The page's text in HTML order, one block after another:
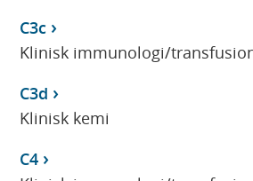
C3c
Klinisk immunologi/
C3d
Klinisk kemi
C4